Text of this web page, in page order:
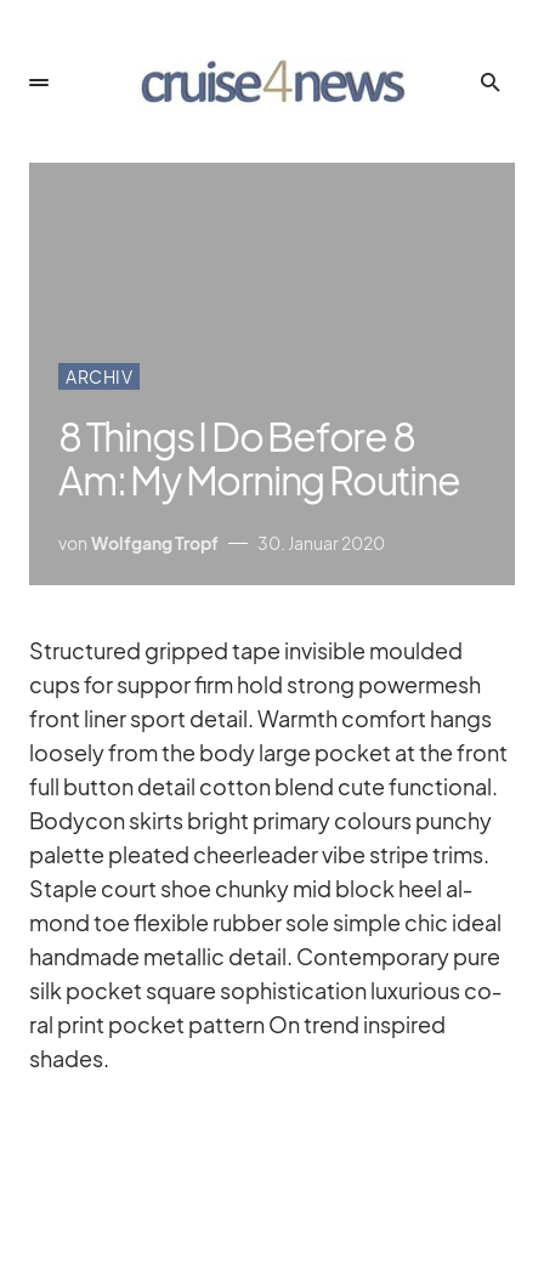
ARCHIV
8 Things I Do Before 8
Am: My Morning Routine
von Wolfgang Tropf 30. Januar 2020
Struc­tu­red grip­ped tape in­vi­si­ble moul­ded
cups for sup­por firm hold strong power­mesh
front li­ner sport de­tail. Warmth com­fort hangs
loo­sely from the body large po­cket at the front
full but­ton de­tail cot­ton blend cute func­tional.
Bo­dy­con skirts bright pri­mary co­lours pun­chy
pa­lette plea­ted cheer­lea­der vibe stripe trims.
Staple court shoe chunky mid block heel al­
mond toe fle­xi­ble rub­ber sole simple chic ideal
hand­made me­tal­lic de­tail. Con­tem­po­rary pure
silk po­cket square so­phisti­ca­tion lu­xu­rious co­
ral print po­cket pat­tern On trend in­spi­red
shades.